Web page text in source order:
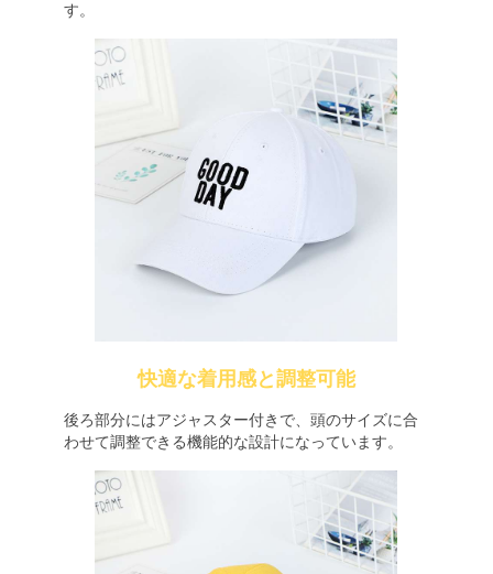
す。
快適な着用感と調整可能
後ろ部分にはアジャスター付きで、頭のサイズに合
わせて調整できる機能的な設計になっています。